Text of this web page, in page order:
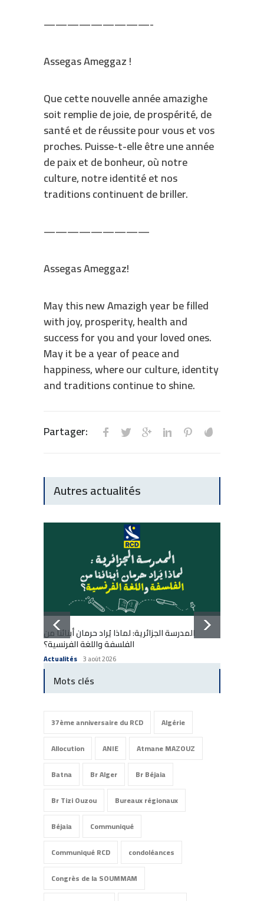
—————————-
Assegas Ameggaz !
Que cette nouvelle année amazighe
soit remplie de joie, de prospérité, de
santé et de réussite pour vous et vos
proches. Puisse-t-elle être une année
de paix et de bonheur, où notre
culture, notre identité et nos
traditions continuent de briller.
—————————
Assegas Ameggaz!
May this new Amazigh year be filled
with joy, prosperity, health and
success for you and your loved ones.
May it be a year of peace and
happiness, where our culture, identity
and traditions continue to shine.
Partager:
Autres actualités
المدرسة الجزائرية: لماذا يُراد حرمان أبنائنا من
الفلسفة واللغة الفرنسية؟
Actualités 3 août 2026
Mots clés
37ème anniversaire du RCD
Algérie
Allocution
ANIE
Atmane MAZOUZ
Batna
Br Alger
Br Béjaia
Br Tizi Ouzou
Bureaux régionaux
Béjaia
Communiqué
Communiqué RCD
condoléances
Congrès de la SOUMMAM